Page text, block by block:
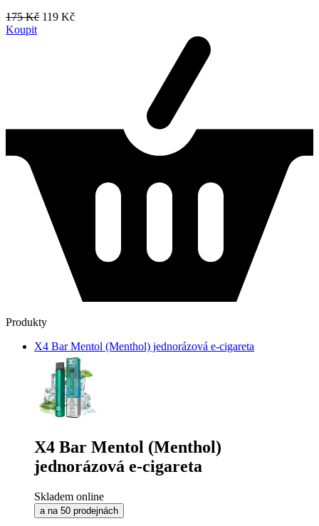
175 Kč 119 Kč
Koupit
Produkty
X4 Bar Mentol (Menthol) jednorázová e-cigareta
X4 Bar Mentol (Menthol)
jednorázová e-cigareta
Skladem online
a na 50 prodejnách